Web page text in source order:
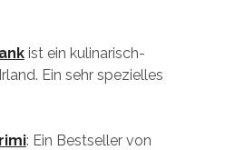
ist ein kulinarisch-
Ein sehr spezielles
: Ein Bestseller von